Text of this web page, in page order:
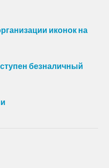
иконок на
безналичный